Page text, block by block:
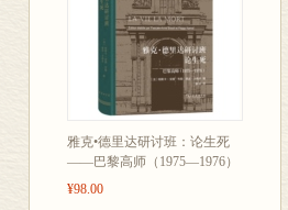
雅克•德里达研讨班：论生死
——巴黎高师（1975—1976）
¥98.00